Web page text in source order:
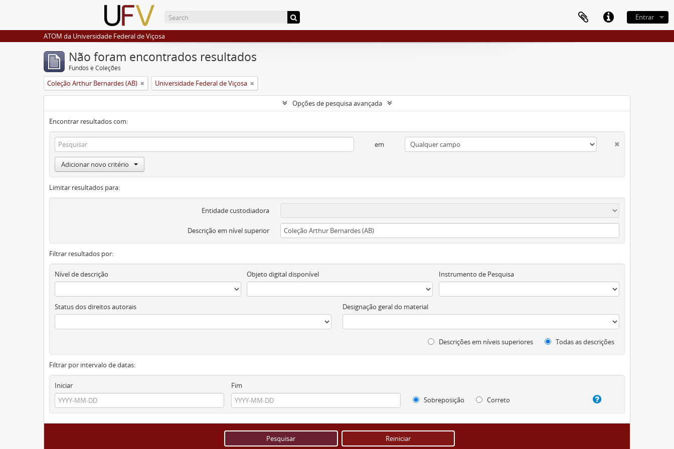
Entrar
ATOM da Universidade Federal de Viçosa
Não foram encontrados resultados
Fundos e Coleções
Coleção Arthur Bernardes (AB) Universidade Federal de Viçosa
Opções de pesquisa avançada
Encontrar resultados com:
em
Adicionar novo critério
Limitar resultados para:
Entidade custodiadora
Descrição em nível superior
Filtrar resultados por:
Nível de descrição Objeto digital disponível Instrumento de Pesquisa
Status dos direitos autorais Designação geral do material
Descrições em níveis superiores Todas as descrições
Filtrar por intervalo de datas:
Iniciar
Fim
Sobreposição
Correto